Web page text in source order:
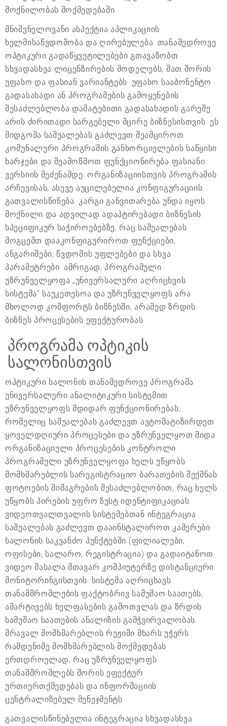
მოქნილობას მოქმედებაში.
მნიშვნელოვანი ასპექტია აპლიკაციის
ხელმისაწვდომობა და ღირებულება. თანამედროვე
ოპტიკური გადაწყვეტილებები გთავაზობთ
სხვადასხვა ლიცენზირების მოდელებს, მათ შორის
უფასო და ფასიან ვარიანტებს. უფასო სააბონენტო
გადასახადი ან პროგრამების გამოყენების
შესაძლებლობა დამატებითი გადასახადის გარეშე
არის ძირითადი სარგებელი მცირე ბიზნესისთვის. ეს
მიდგომა საშუალებას გაძლევთ შეამციროთ
კომუნალური პროგრამის განხორციელების საწყისი
ხარჯები და შეამოწმოთ ფუნქციონირება ფასიანი
ვერსიის შეძენამდე. ორგანიზაციისთვის პროგრამის
არჩევისას, ასევე აუცილებელია კონფიგურაციის
გათვალისწინება. კარგი განვითარება უნდა იყოს
მოქნილი და ადვილად ადაპტირებადი ბიზნესის
სპეციფიკურ საჭიროებებზე, რაც საშუალებას
მოგცემთ დააკონფიგურიროთ ფუნქციები,
ანგარიშები, წვდომის უფლებები და სხვა
პარამეტრები. ამრიგად, პროგრამული
უზრუნველყოფა „უნივერსალური აღრიცხვის
სისტემა“ საუკეთესოა და უზრუნველყოფს არა
მხოლოდ კომფორტს ბიზნესში, არამედ ზრდის
ბიზნეს პროცესების ეფექტურობას.
პროგრამა ოპტიკის
სალონისთვის
ოპტიკური სალონის თანამედროვე პროგრამა
უნივერსალური ანალიტიკური სისტემით
უზრუნველყოფს მდიდარ ფუნქციონირებას,
რომელიც საშუალებას გაძლევთ ავტომატიზირდეთ
ყოველდღიური პროცესები და უზრუნველყოთ შიდა
ორგანიზაციული პროცესების კონტროლი.
პროგრამული უზრუნველყოფა ხელს უწყობს
მომხმარებლის სარეგისტრაციო ბარათების შექმნას
ფოტოების მიმაგრების შესაძლებლობით, რაც ხელს
უწყობს პირების უფრო ზუსტ იდენტიფიკაციას.
ვიდეოთვალთვალის სისტემებთან ინტეგრაცია
საშუალებას გაძლევთ დააინსტალიროთ კამერები
სალონის საკვანძო პუნქტებში (ფილიალები,
ოფისები, სალარო, რეგისტრაცია) და გადაიტანოთ
ვიდეო მასალა მთავარ კომპიუტერზე დისტანციური
მონიტორინგისთვის. სისტემა აღრიცხავს
თანამშრომლების ფაქტობრივ სამუშაო საათებს,
ამარტივებს ხელფასების გამოთვლას და ზრდის
სამუშაო საათების ანალიზის გამჭვირვალობას.
მრავალ მომხმარებლის რეჟიმი მხარს უჭერს
რამდენიმე მომხმარებლის მოქმედებას
ერთდროულად, რაც უზრუნველყოფს
თანამშრომლებს შორის ეფექტურ
ურთიერთქმედებას და ინფორმაციის
ცენტრალიზებულ მენეჯმენტს.
გათვალისწინებულია ინტეგრაცია სხვადასხვა